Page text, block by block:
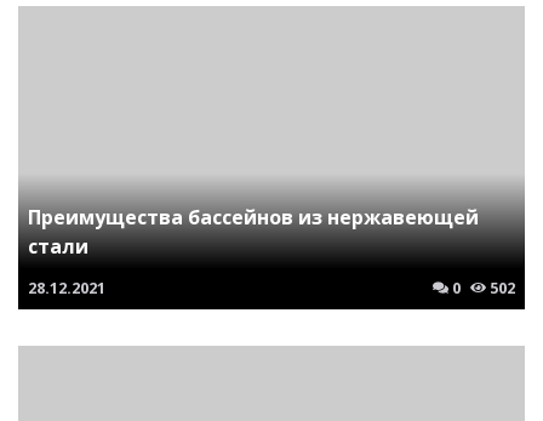
Преимущества бассейнов из нержавеющей
стали
28.12.2021 0 502